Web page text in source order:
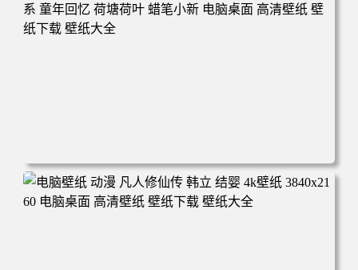
克 海贼王 电脑桌面 高清壁纸 壁纸下载 壁纸大全
电脑壁纸 动漫角色 卡通场景 夏日休闲 夏日壁纸 治愈系 童
年回忆 荷塘荷叶 蜡笔小新 电脑桌面 高清壁纸 壁纸下载 壁